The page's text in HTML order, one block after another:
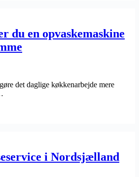
du en opvaskemaskine
det daglige køkkenarbejde mere
i Nordsjælland